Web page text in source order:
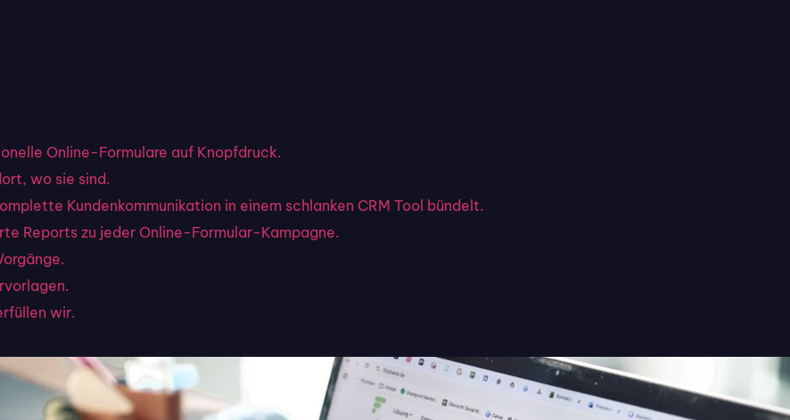
Online-Formulare auf Knopfdruck.
wo sie sind.
Kundenkommunikation in einem schlanken CRM Tool bündelt.
Reports zu jeder Online-Formular-Kampagne.
wir.